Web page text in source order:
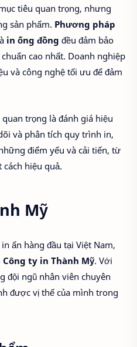
tiêu quan trọng, nhưng
sản phẩm. Phương pháp
in ống đồng đều đảm bảo
cao nhất. Doanh nghiệp
và công nghệ tối ưu để đảm
trọng là đánh giá hiệu
và phân tích quy trình in,
điểm yếu và cải tiến, từ
hiệu quả.
Mỹ
ấn hàng đầu tại Việt Nam,
Công ty in Thành Mỹ. Với
đội ngũ nhân viên chuyên
được vị thế của mình trong